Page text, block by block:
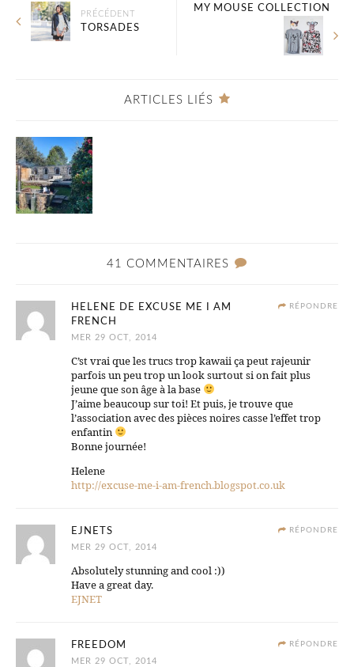
PRÉCÉDENT
TORSADES
MY MOUSE COLLECTION
ARTICLES LIÉS
41 COMMENTAIRES
RÉPONDRE
HELENE DE EXCUSE ME I AM
FRENCH
MER 29 OCT, 2014
C’st vrai que les trucs trop kawaii ça peut rajeunir
parfois un peu trop un look surtout si on fait plus
jeune que son âge à la base
J’aime beaucoup sur toi! Et puis, je trouve que
l’association avec des pièces noires casse l’effet trop
enfantin
Bonne journée!
Helene
http://excuse-me-i-am-french.blogspot.co.uk
RÉPONDRE
EJNETS
MER 29 OCT, 2014
Absolutely stunning and cool :))
Have a great day.
EJNET
RÉPONDRE
FREEDOM
MER 29 OCT, 2014